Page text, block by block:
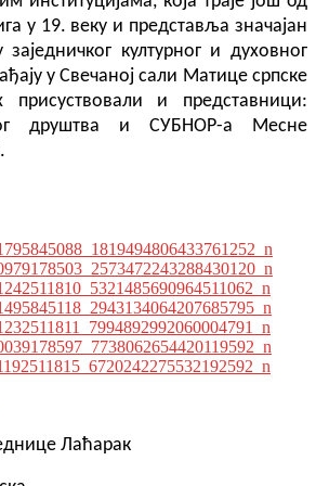
у 19. веку и представља значајан
културног и духовног
у Свечаној сали Матице српске
присуствовали и представници:
друштва и СУБНОР-а Месне
Лаћарак